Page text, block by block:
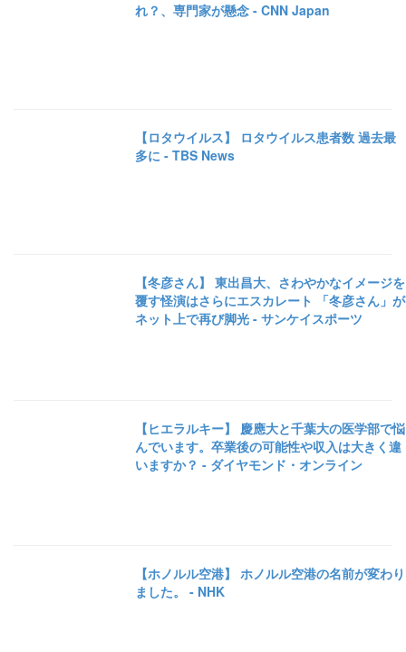
れ？、専門家が懸念 - CNN Japan
【ロタウイルス】 ロタウイルス患者数 過去最
多に - TBS News
【冬彦さん】 東出昌大、さわやかなイメージを
覆す怪演はさらにエスカレート 「冬彦さん」が
ネット上で再び脚光 - サンケイスポーツ
【ヒエラルキー】 慶應大と千葉大の医学部で悩
んでいます。卒業後の可能性や収入は大きく違
いますか？ - ダイヤモンド・オンライン
【ホノルル空港】 ホノルル空港の名前が変わり
ました。 - NHK